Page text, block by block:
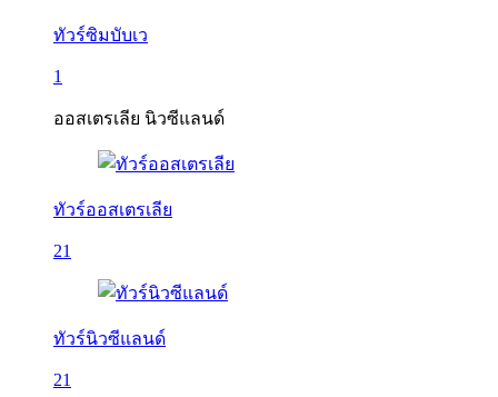
ทัวร์ซิมบับเว
1
ออสเตรเลีย นิวซีแลนด์
ทัวร์ออสเตรเลีย
21
ทัวร์นิวซีแลนด์
21